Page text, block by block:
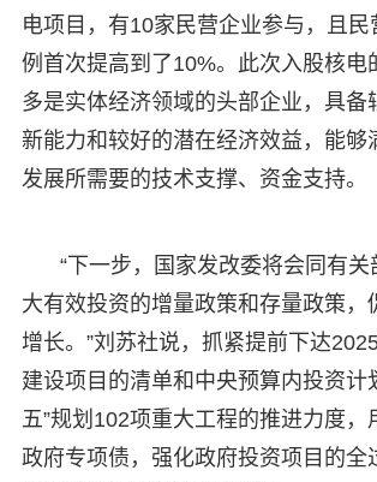
电项目，有10家民营企业参与，且民
例首次提高到了10%。此次入股核电
多是实体经济领域的头部企业，具备
新能力和较好的潜在经济效益，能够
发展所需要的技术支撑、资金支持。
“下一步，国家发改委将会同有
大有效投资的增量政策和存量政策，
增长。”刘苏社说，抓紧提前下达
建设项目的清单和中央预算内投资计
五”规划102项重大工程的推进力度，
政府专项债，强化政府投资项目的全